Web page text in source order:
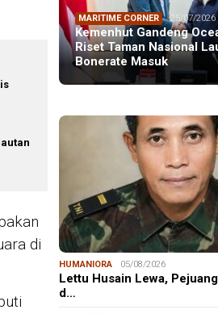
di
MARITIME CORNER 25/07/2026
Kemenhut Gandeng
Riset Taman Nasional
Bonerate Masuk
HUMANIORA 05/08/2026
Lettu Husain Lewa,
d…